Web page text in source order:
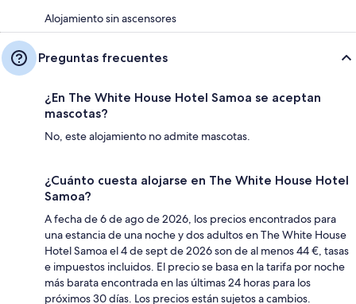
Alojamiento sin ascensores
Preguntas frecuentes
¿En The White House Hotel Samoa se aceptan
mascotas?
No, este alojamiento no admite mascotas.
¿Cuánto cuesta alojarse en The White House Hotel
Samoa?
A fecha de 6 de ago de 2026, los precios encontrados para
una estancia de una noche y dos adultos en The White House
Hotel Samoa el 4 de sept de 2026 son de al menos 44 €, tasas
e impuestos incluidos. El precio se basa en la tarifa por noche
más barata encontrada en las últimas 24 horas para los
próximos 30 días. Los precios están sujetos a cambios.